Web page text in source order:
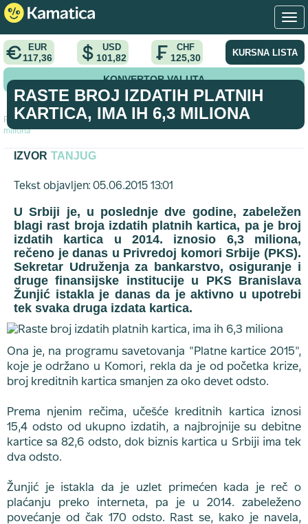
EUR
117,36
USD
101,82
CHF
125,30 KURSNA LISTA
KONVERTOR VALUTA
Početna > vest >
Raste broj izdatih platnih kartica, ima ih 6,3
miliona
RASTE BROJ IZDATIH PLATNIH
KARTICA, IMA IH 6,3 MILIONA
IZVOR TANJUG
Tekst objavljen: 05.06.2015 13:01
U Srbiji je, u poslednje dve godine, zabeležen
blagi rast broja izdatih platnih kartica, pa je broj
izdatih kartica u 2014. iznosio 6,3 miliona,
rečeno je danas u Privredoj komori Srbije (PKS).
Sekretar Udruženja za bankarstvo, osiguranje i
druge finansijske institucije u PKS Branislava
Žunjić istakla je danas da je aktivno u upotrebi
tek svaka druga izdata kartica.
Ona je, na programu savetovanja "Platne kartice 2015",
koje je održano u Komori, rekla da je od početka krize,
broj kreditnih kartica smanjen za oko devet odsto.
Prema njenim rečima, učešće kreditnih kartica iznosi
15,4 odsto od ukupno izdatih, a najbrojnije su debitne
kartice sa 82,6 odsto, dok biznis kartica u Srbiji ima tek
dva odsto.
Žunjić je istakla da je uzlet primećen kada je reč o
plaćanju preko interneta, pa je u 2014. zabeleženo
povećanje od čak 170 odsto. Rast se, kako je navela,